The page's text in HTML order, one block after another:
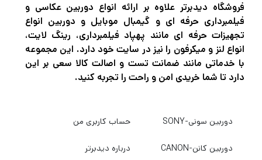
فروشگاه دیدبرتر علاوه بر ارائه انواع دوربین عکاسی و
فیلمبرداری حرفه ای و گیمبال موبایل و دوربین انواع
تجهیزات حرفه ای مانند پهپاد فیلمبرداری، رینگ لایت،
انواع لنز و میکرفون را نیز در سایت خود دارد. این مجموعه
با خدماتی مانند ضمانت تست و اصالت کالا سعی بر این
دارد تا شما خریدی امن و راحت را تجربه کنید.
دوربین سونی-SONY
دوربین کانن-CANON
حساب کاربری من
درباره دیدبرتر